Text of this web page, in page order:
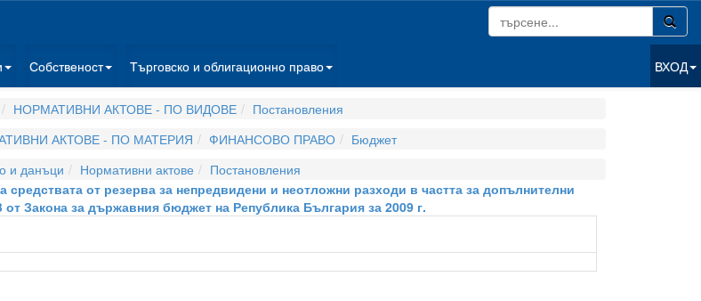
Собственост Търговско и облигационно право ВХОД
НОРМАТИВНИ АКТОВЕ - ПО ВИДОВЕ
Постановления
АКТОВЕ - ПО МАТЕРИЯ ФИНАНСОВО ПРАВО
Бюджет
и данъци
Нормативни актове
Постановления
от резерва за непредвидени и неотложни разходи в частта за допълнителни
Закона за държавния бюджет на Република България за 2009 г.